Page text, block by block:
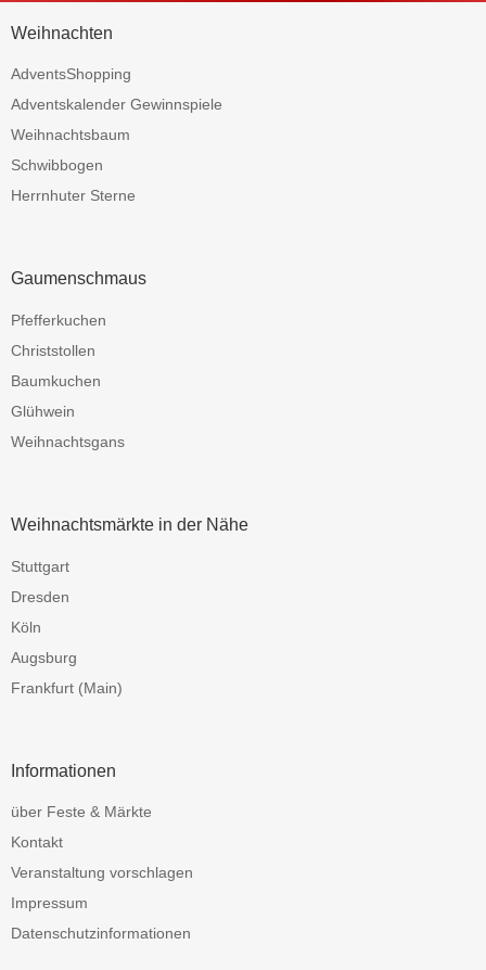
Weihnachten
AdventsShopping
Adventskalender Gewinnspiele
Weihnachtsbaum
Schwibbogen
Herrnhuter Sterne
Gaumenschmaus
Pfefferkuchen
Christstollen
Baumkuchen
Glühwein
Weihnachtsgans
Weihnachtsmärkte in der Nähe
Stuttgart
Dresden
Köln
Augsburg
Frankfurt (Main)
Informationen
über Feste & Märkte
Kontakt
Veranstaltung vorschlagen
Impressum
Datenschutzinformationen